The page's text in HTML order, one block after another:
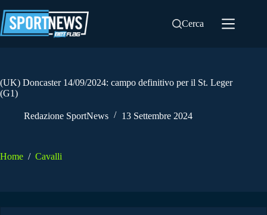
al
contenuto
Cerca
(UK) Doncaster 14/09/2024: campo definitivo per il St. Leger
(G1)
Redazione SportNews 13 Settembre 2024
Home / Cavalli